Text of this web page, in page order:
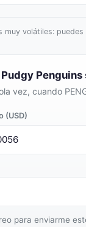
muy volátiles:
Penguins
vez, cuando
(USD)
para enviarme